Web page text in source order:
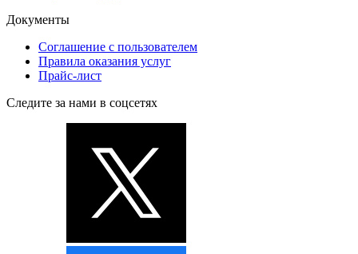
Документы
Соглашение с пользователем
Правила оказания услуг
Прайс-лист
Следите за нами в соцсетях